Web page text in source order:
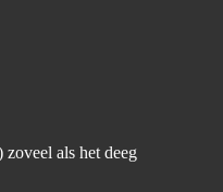
als het deeg